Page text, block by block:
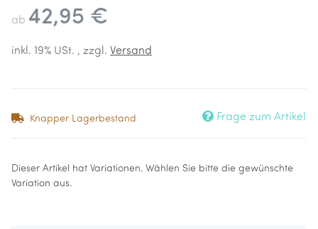
ab 42,95 €
inkl. 19% USt. , zzgl. Versand
Knapper Lagerbestand Frage zum Artikel
xDieser Artikel hat Variationen. Wählen Sie bitte die gewünschte
Variation aus.